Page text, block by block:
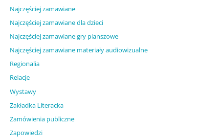
Najczęściej zamawiane
Najczęściej zamawiane dla dzieci
Najczęściej zamawiane gry planszowe
Najczęściej zamawiane materiały audiowizualne
Regionalia
Relacje
Wystawy
Zakładka Literacka
Zamówienia publiczne
Zapowiedzi